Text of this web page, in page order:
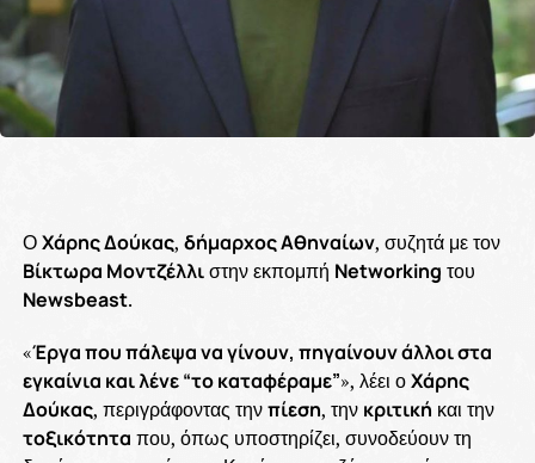
ΟΧάρης Δούκας, δήμαρχος Αθηναίων, συζητά με τον
Βίκτωρα Μοντζέλλιστην εκπομπή Networking του
Newsbeast.
«Έργα που πάλεψα να γίνουν, πηγαίνουν άλλοι στα
εγκαίνια και λένε “το καταφέραμε”», λέει οΧάρης
Δούκας, περιγράφοντας τηνπίεση, την κριτική και την
τοξικότητα που, όπως υποστηρίζει, συνοδεύουν τη